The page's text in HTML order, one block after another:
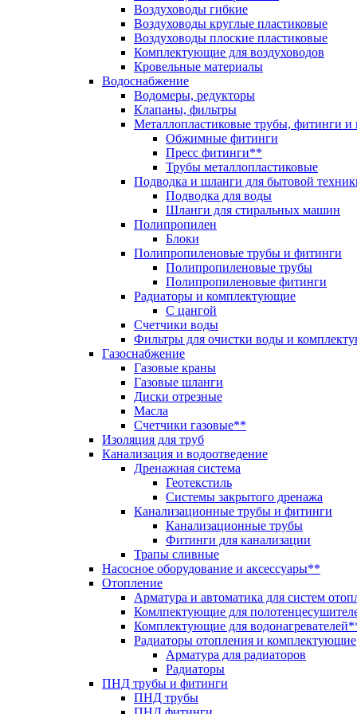
Воздуховоды гибкие
Воздуховоды круглые пластиковые
Воздуховоды плоские пластиковые
Комплектующие для воздуховодов
Кровельные материалы
Водоснабжение
Водомеры, редукторы
Клапаны, фильтры
Металлопластиковые трубы, фитинги
Обжимные фитинги
Пресс фитинги**
Трубы металлопластиковые
Подводка и шланги для бытовой
Подводка для воды
Шланги для стиральных машин
Полипропилен
Блоки
Полипропиленовые трубы и фитинги
Полипропиленовые трубы
Полипропиленовые фитинги
Радиаторы и комплектующие
С цангой
Счетчики воды
Фильтры для очистки воды и
Газоснабжение
Газовые краны
Газовые шланги
Диски отрезные
Масла
Счетчики газовые**
Изоляция для труб
Канализация и водоотведение
Дренажная система
Геотекстиль
Системы закрытого дренажа
Канализационные трубы и фитинги
Канализационные трубы
Фитинги для канализации
Трапы сливные
Насосное оборудование и аксессуары**
Отопление
Арматура и автоматика для систем
Комлпектующие для
Комплектующие для
Радиаторы отопления и комплектующие
Арматура для радиаторов
Радиаторы
ПНД трубы и фитинги
ПНД трубы